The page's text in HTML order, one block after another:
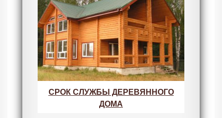
СРОК СЛУЖБЫ ДЕРЕВЯННОГО
ДОМА